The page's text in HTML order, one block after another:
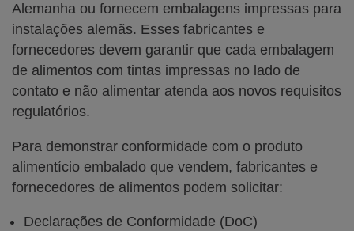
Alemanha ou fornecem embalagens impressas para
instalações alemãs. Esses fabricantes e
fornecedores devem garantir que cada embalagem
de alimentos com tintas impressas no lado de
contato e não alimentar atenda aos novos requisitos
regulatórios.
Para demonstrar conformidade com o produto
alimentício embalado que vendem, fabricantes e
fornecedores de alimentos podem solicitar:
Declarações de Conformidade (DoC)